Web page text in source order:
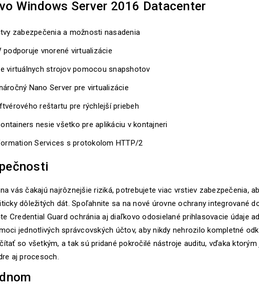
Windows Server 2016 Datacenter
zabezpečenia a možnosti nasadenia
podporuje vnorené virtualizácie
virtuálnych strojov pomocou snapshotov
Nano Server pre virtualizácie
reštartu pre rýchlejší priebeh
nesie všetko pre aplikáciu v kontajneri
Services s protokolom HTTP/2
vás čakajú najrôznejšie riziká, potrebujete viac vrstiev zabezpečenia,
dôležitých dát. Spoľahnite sa na nové úrovne ochrany integrované
Credential Guard ochránia aj diaľkovo odosielané prihlasovacie údaje
jednotlivých správcovských účtov, aby nikdy nehrozilo kompletné
so všetkým, a tak sú pridané pokročilé nástroje auditu, vďaka
aj procesoch.